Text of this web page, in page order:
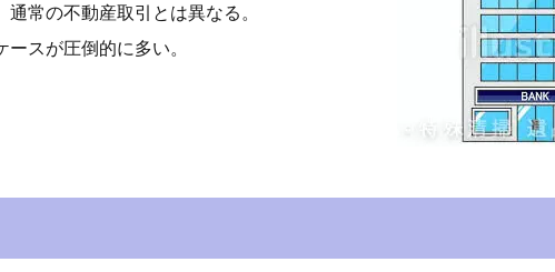
常の不動産取引とは異なる。
スが圧倒的に多い。